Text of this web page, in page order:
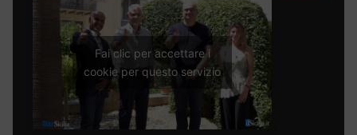
Fai clic per accettare i
cookie per questo servizio